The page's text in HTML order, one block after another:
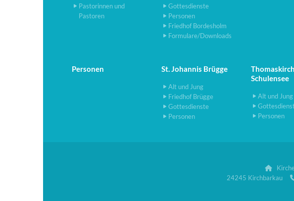
Pastorinnen und
Pastoren
Gottesdienste
Personen
Friedhof Bordesholm
Formulare/Downloads
Personen St. Johannis Brügge
Alt und Jung
Friedhof Brügge
Gottesdienste
Personen
Schulensee
Alt und Jung
Personen

24245 Kirchbarkau